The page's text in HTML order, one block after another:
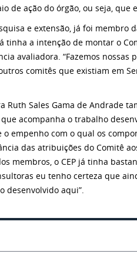
de ação do órgão, ou seja, que
e extensão, já foi membro
tinha a intenção de montar o
avaliadora. “Fazemos nossas
comitês que existiam em
Ruth Sales Gama de Andrade
acompanha o trabalho
o empenho com o qual os
das atribuições do Comitê
membros, o CEP já tinha
eu tenho certeza que
desenvolvido aqui”.